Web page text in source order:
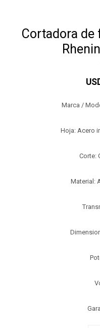
Cortadora de
Marca /
Hoja: Acero
Corte:
Material: